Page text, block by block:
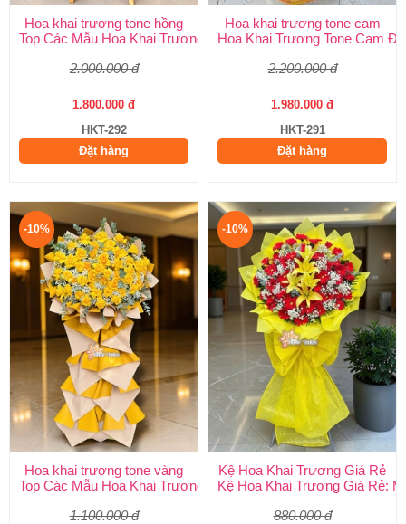
Hoa khai trương tone hồng
Top Các Mẫu Hoa Khai Trương Tone Hồng Đẹp, Sang Trọng,
2.000.000 đ
1.800.000 đ
HKT-292
Đặt hàng
Hoa khai trương tone cam
Hoa Khai Trương Tone Cam
2.200.000 đ
1.980.000 đ
HKT-291
Đặt hàng
-10%
Hoa khai trương tone vàng
Top Các Mẫu Hoa Khai Trương Tone Vàng Đẹp, Sang Trọng,
1.100.000 đ
-10%
Kệ Hoa Khai Trương Giá Rẻ
Kệ Hoa Khai Trương Giá Rẻ:
880.000 đ